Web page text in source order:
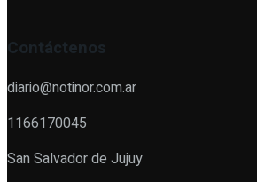
Contáctenos
diario@notinor.com.ar
1166170045
San Salvador de Jujuy